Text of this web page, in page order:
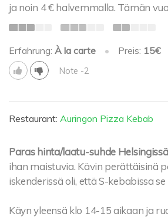
ja noin 4 € halvemmalla. Tämän
Erfahrung: À la carte • Preis: 15€
Note -2
Restaurant: Auringon Pizza Kebab
Paras hinta/laatu-suhde
ihan maistuvia. Kävin perättäisinä
iskenderissä oli, että S-kebabissa
Käyn yleensä klo 14-15 aikaan ja